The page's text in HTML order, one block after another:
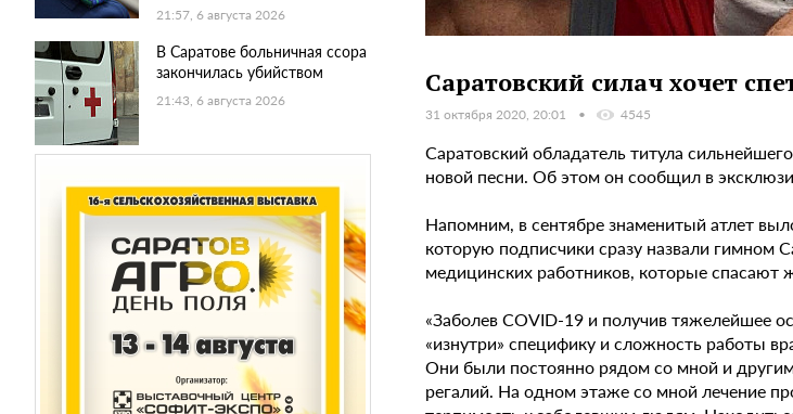
21:57, 6 августа 2026
В Саратове больничная ссора
закончилась убийством
21:43, 6 августа 2026
Саратовский силач хочет
31 октября 2020, 20:01 4545
Саратовский обладатель титула
новой песни. Об этом он сообщил в
Напомним, в сентябре знаменитый атлет
которую подписчики сразу назвали гимном
медицинских работников, которые спасают
«Заболев COVID-19 и получив тяжелейшее
«изнутри» специфику и сложность работы
Они были постоянно рядом со мной и
регалий. На одном этаже со мной лечение